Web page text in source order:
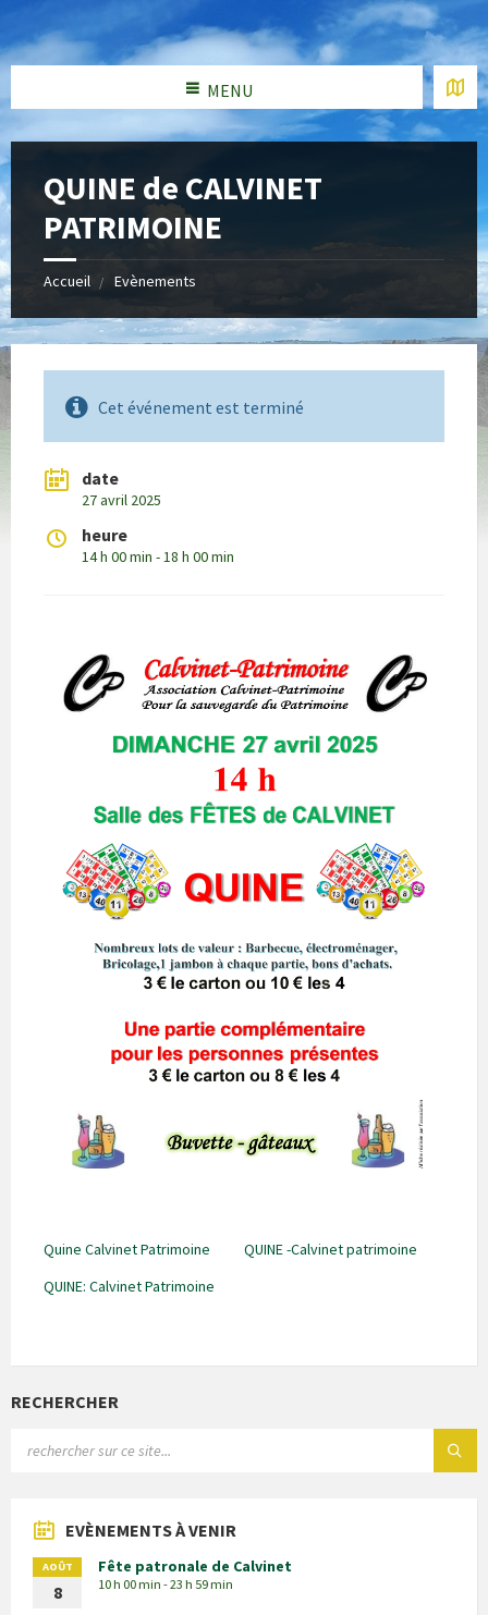
MENU
QUINE de CALVINET
PATRIMOINE
Accueil Evènements
Cet événement est terminé
date
27 avril 2025
heure
14 h 00 min - 18 h 00 min
Quine Calvinet Patrimoine
QUINE -Calvinet patrimoine
QUINE: Calvinet Patrimoine
RECHERCHER
EVÈNEMENTS À VENIR
AOÛT
8
Fête patronale de Calvinet
10 h 00 min - 23 h 59 min